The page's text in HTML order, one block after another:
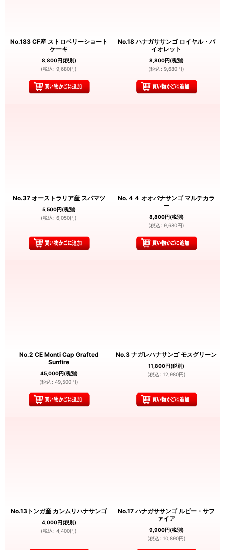
No.183 CF産 ストロベリーショート
ケーキ
8,800円(税別)
(税込 : 9,680円)
No.18 ハナガササンゴ ロイヤル・バ
イオレット
8,800円(税別)
(税込 : 9,680円)
No.37 オーストラリア産 スパマツ
5,500円(税別)
(税込 : 6,050円)
No.４４ オオバナサンゴ マルチカラ
ー
8,800円(税別)
(税込 : 9,680円)
No.2 CE Monti Cap Grafted
Sunfire
45,000円(税別)
(税込 : 49,500円)
No.3 ナガレハナサンゴ モスグリーン
11,800円(税別)
(税込 : 12,980円)
No.13トンガ産 カンムリハナサンゴ
4,000円(税別)
(税込 : 4,400円)
No.17 ハナガササンゴ ルビー・サフ
ァイア
9,900円(税別)
(税込 : 10,890円)